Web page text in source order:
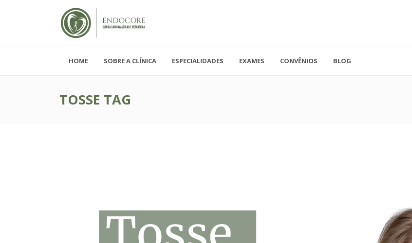
Segunda - Sexta-feira, das 08h-19h
41.3779-5559
Rua
HOME SOBRE A CLÍNICA ESPECIALIDADES EXAMES CONVÊNIOS BLOG
TOSSE TAG